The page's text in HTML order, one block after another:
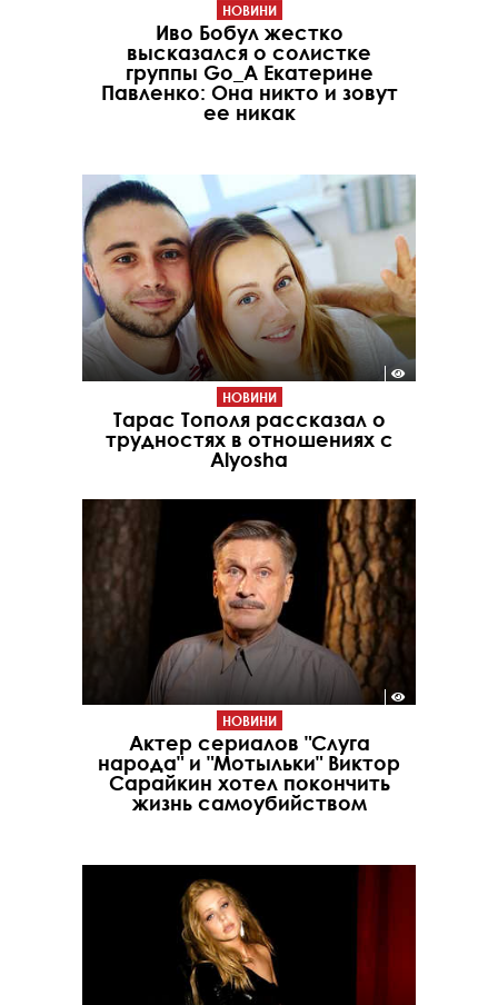
НОВИНИ
Иво Бобул жестко
высказался о солистке
группы Go_A Екатерине
Павленко: Она никто и зовут
ее никак
НОВИНИ
Тарас Тополя рассказал о
трудностях в отношениях с
Alyosha
НОВИНИ
Актер сериалов "Слуга
народа" и "Мотыльки" Виктор
Сарайкин хотел покончить
жизнь самоубийством